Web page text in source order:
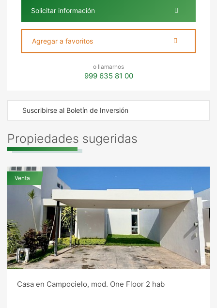
Solicitar información
Agregar a favoritos
o llamarnos
999 635 81 00
Suscribirse al Boletín de Inversión
Propiedades sugeridas
Venta
Casa en Campocielo, mod. One Floor 2 hab